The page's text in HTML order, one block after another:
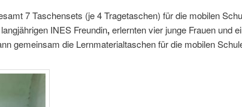
7 Taschensets (je 4 Tragetaschen) für die mobilen
INES Freundin,erlernten vier junge Frauen und
gemeinsam die Lernmaterialtaschen für die mobilen